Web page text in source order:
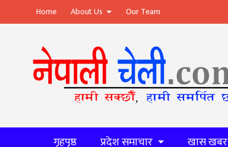
Home About Us Our Team
गृहपृष्ठ प्रदेश समाचार खास खबर